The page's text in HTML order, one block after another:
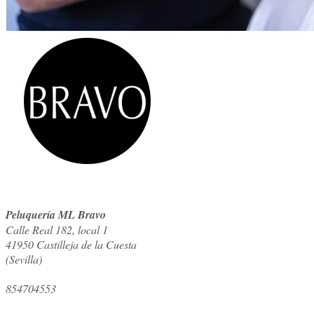
Peluquería ML Bravo
Calle Real 182, local 1
41950 Castilleja de la Cuesta
(Sevilla)
854704553